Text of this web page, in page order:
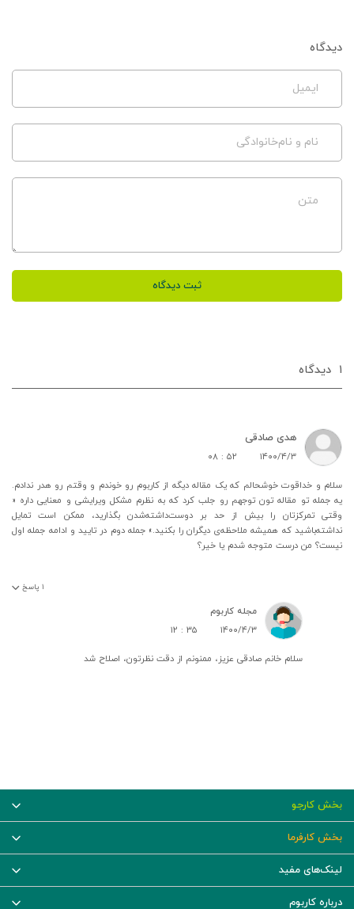
دیدگاه
ایمیل
نام و نام‌خانوادگی
متن
ثبت دیدگاه
۱ دیدگاه‌
هدی صادقی
۱۴۰۰/۴/۳ ۰۸ : ۵۲
سلام و خداقوت خوشحالم که یک مقاله دیگه از کاربوم رو خوندم و وقتم رو هدر ندادم.
یه جمله تو مقاله تون توجهم رو جلب کرد که به نظرم مشکل ویرایشی و معنایی داره «
وقتی تمرکزتان را بیش از حد بر دوست‌داشته‌شدن بگذارید، ممکن است تمایل
نداشته‌باشید که همیشه ملاحظه‌ی دیگران را بکنید.» جمله دوم در تایید و ادامه جمله اول
نیست؟ من درست متوجه شدم یا خیر؟
۱ پاسخ
مجله کاربوم
۱۴۰۰/۴/۳
۱۲ : ۳۵
سلام خانم صادقی عزیز، ممنونم از دقت نظرتون، اصلاح شد
بخش کارجو
بخش کارفرما
لینک‌های مفید
درباره کاربوم